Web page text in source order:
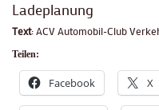
Ladeplanung
Text: ACV Automobil-Club
Teilen:
Facebook X